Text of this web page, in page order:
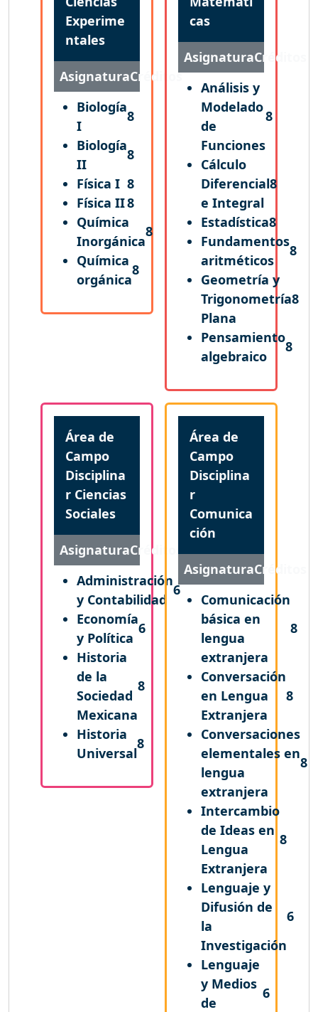
Experime
ntales
AsignaturaCréditos
Biología
I
8
Biología
II
8
Física I 8
Física II8
Química
Inorgánica
8
Química
orgánica
8
cas
AsignaturaCréditos
Análisis y
Modelado
de
Funciones
8
Cálculo
Diferencial
e Integral
8
Estadística8
Fundamentos
aritméticos
8
Geometría y
Trigonometría
Plana
8
Pensamiento
algebraico
8
Área de
Campo
Disciplina
r Ciencias
Sociales
AsignaturaCréditos
Administración
y Contabilidad
6
Economía
y Política
6
Historia
de la
Sociedad
Mexicana
8
Historia
Universal
8
Área de
Campo
Disciplina
r
Comunica
ción
AsignaturaCréditos
Comunicación
básica en
lengua
extranjera
8
Conversación
en Lengua
Extranjera
8
Conversaciones
elementales en
lengua
extranjera
8
Intercambio
de Ideas en
Lengua
Extranjera
8
Lenguaje y
Difusión de
la
Investigación
6
Lenguaje
y Medios
de
6